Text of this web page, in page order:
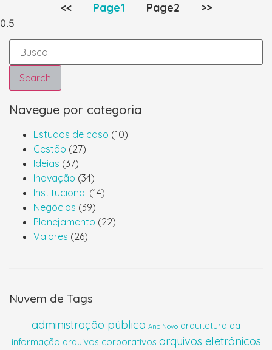
<< Page1 Page2 >>
Search
Navegue por categoria
Estudos de caso (10)
Gestão (27)
Ideias (37)
Inovação (34)
Institucional (14)
Negócios (39)
Planejamento (22)
Valores (26)
Nuvem de Tags
administração pública Ano Novo arquitetura da
informação arquivos corporativos arquivos eletrônicos